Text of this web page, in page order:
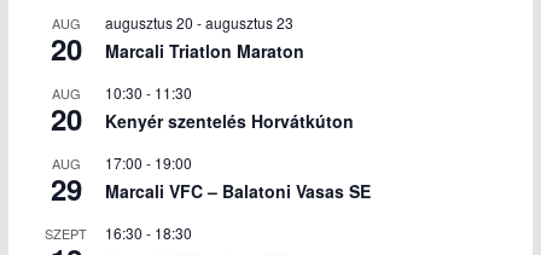
AUG
20
augusztus 20 -augusztus 23
Marcali Triatlon Maraton
AUG
20
10:30 - 11:30
Kenyér szentelés Horvátkúton
AUG
29
17:00 - 19:00
Marcali VFC – Balatoni Vasas SE
SZEPT 16:30 - 18:30